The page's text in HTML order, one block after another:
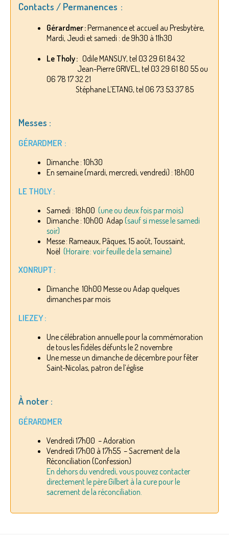
Contacts / Permanences :
Gérardmer :Permanence et accueil au Presbytère,
Mardi, Jeudi et samedi : de 9h30 à 11h30
Le Tholy : Odile MANSUY, tel 03 29 61 84 32
Jean-Pierre GRIVEL, tel 03 29 61 80 55 ou
06 78 17 32 21
Stéphane L’ETANG, tel 06 73 53 37 85
Messes :
GÉRARDMER :
Dimanche : 10h30
En semaine (mardi, mercredi, vendredi) : 18h00
LE THOLY :
Samedi : 18h00 (une ou deux fois par mois)
Dimanche : 10h00 Adap (sauf si messe le samedi
soir)
Messe : Rameaux, Pâques, 15 août, Toussaint,
Noël (Horaire : voir feuille de la semaine)
XONRUPT :
Dimanche 10h00 Messe ou Adap quelques
dimanches par mois
LIEZEY :
Une célébration annuelle pour la commémoration
de tous les fidèles défunts le 2 novembre
Une messe un dimanche de décembre pour fêter
Saint-Nicolas, patron de l’église
À noter :
GÉRARDMER
Vendredi 17h00 – Adoration
Vendredi 17h00 à 17h55 – Sacrement de la
Réconciliation (Confession)
En dehors du vendredi, vous pouvez contacter
directement le père Gilbert à la cure pour le
sacrement de la réconciliation.